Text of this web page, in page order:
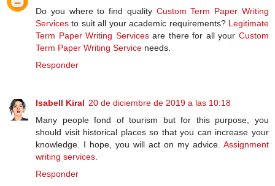
Do you where to find quality Custom Term Paper Writing
Services to suit all your academic requirements? Legitimate
Term Paper Writing Servicesare there for all yourCustom
Term Paper Writing Service needs.
Responder
Isabell Kiral 20 de diciembre de 2019 a las 10:18
Many people fond of tourism but for this purpose, you
should visit historical places so that you can increase your
knowledge. I hope, you will act on my advice. Assignment
writing services.
Responder